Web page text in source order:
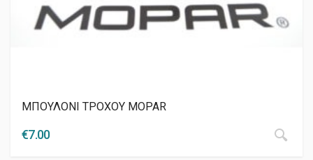
ΜΠΟΥΛΟΝΙ ΤΡΟΧΟΥ MOPAR
€7.00